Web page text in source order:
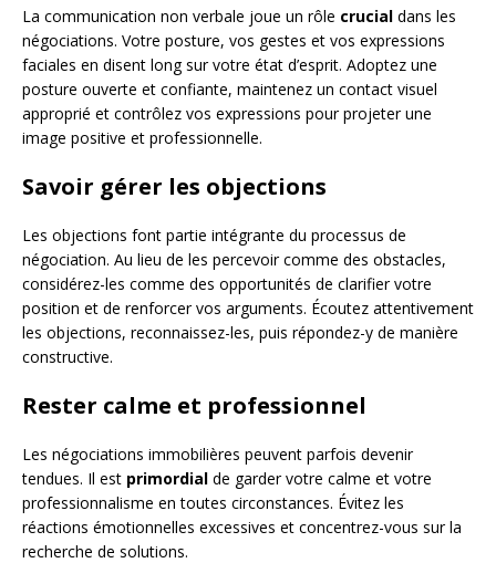
La communication non verbale joue un rôle crucial dans les
négociations. Votre posture, vos gestes et vos expressions
faciales en disent long sur votre état d’esprit. Adoptez une
posture ouverte et confiante, maintenez un contact visuel
approprié et contrôlez vos expressions pour projeter une
image positive et professionnelle.
Savoir gérer les objections
Les objections font partie intégrante du processus de
négociation. Au lieu de les percevoir comme des obstacles,
considérez-les comme des opportunités de clarifier votre
position et de renforcer vos arguments. Écoutez attentivement
les objections, reconnaissez-les, puis répondez-y de manière
constructive.
Rester calme et professionnel
Les négociations immobilières peuvent parfois devenir
tendues. Il est primordial de garder votre calme et votre
professionnalisme en toutes circonstances. Évitez les
réactions émotionnelles excessives et concentrez-vous sur la
recherche de solutions.